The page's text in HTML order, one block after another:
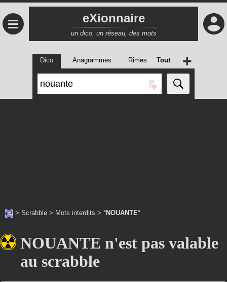
≡ eXionnaire
un dico, un réseau, des mots
Dico Anagrammes Rimes Tout +
> Scrabble > Mots interdits > °NOUANTE°
NOUANTE n'est pas valable
au scrabble